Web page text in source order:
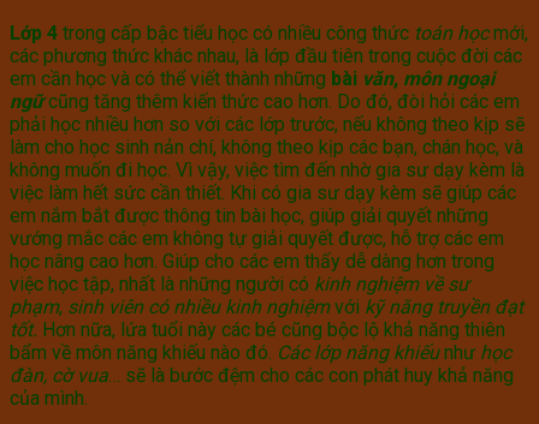
Lớp 4 trong cấp bậc tiểu học có nhiều công thức toán họcmới,
các phương thức khác nhau, là lớp đầu tiên trong cuộc đời các
em cần học và có thể viết thành những bài văn, môn ngoại
ngữ cũng tăng thêm kiến thức cao hơn. Do đó, đòi hỏi các em
phải học nhiều hơn so với các lớp trước, nếu không theo kịp sẽ
làm cho học sinh nản chí, không theo kịp các bạn, chán học, và
không muốn đi học. Vì vậy, việc tìm đến nhờ gia sư dạy kèm là
việc làm hết sức cần thiết. Khi có gia sư dạy kèm sẽ giúp các
em nắm bắt được thông tin bài học, giúp giải quyết những
vướng mắc các em không tự giải quyết được, hỗ trợ các em
học nâng cao hơn. Giúp cho các em thấy dễ dàng hơn trong
việc học tập, nhất là những người có kinh nghiệm về sư
phạm, sinh viên có nhiều kinh nghiệmvới kỹ năng truyền đạt
tốt. Hơn nữa, lứa tuổi này các bé cũng bộc lộ khả năng thiên
bẩm về môn năng khiếu nào đó. Các lớp năng khiếunhư học
đàn, cờ vua… sẽ là bước đệm cho các con phát huy khả năng
của mình.